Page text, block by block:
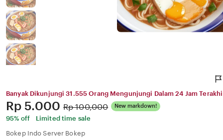
Banyak Dikunjungi 31.555 Orang Mengunjungi Dalam 24 Jam
Price:
Rp 5.000 Original
Price:
Rp 100,000 New markdown!
95% off
Limited time sale
Bokep Indo Server Bokep